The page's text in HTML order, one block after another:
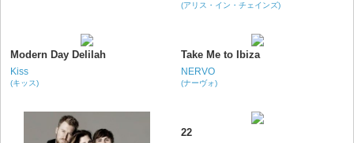
(アリス・イン・チェインズ)
Modern Day Delilah
Kiss
(キッス)
Take Me to Ibiza
NERVO
(ナーヴォ)
22